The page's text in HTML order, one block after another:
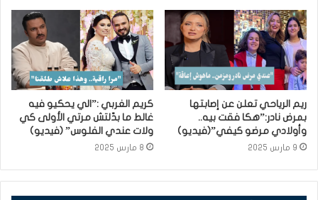
ريم الرياحي تعلن عن إصابتها
بمرض نادر:”هكا فقت بيه..
وأولادي مرضو كيفي”(فيديو)
9 مارس 2025
كريم الغربي :”الي يحكيو فيه
غالط ما بدّلتش مرتي الأولى كي
ولات عندي الفلوس” (فيديو)
8 مارس 2025